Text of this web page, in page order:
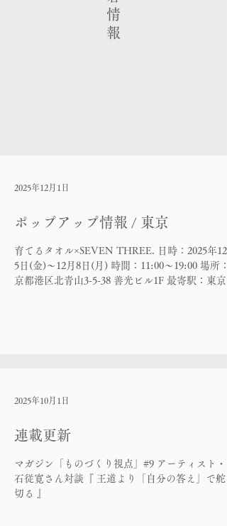
情
報
ポップアップ情報 / 東京
育てるタオル×SEVEN THREE. 日時：2025年12
5日(金)～12月8日(月) 時間：11:00〜19:00 場所：
京都港区北青山3-5-38 善光ビル1F 最寄駅：東京
2025年12月1日
連載更新
マガジン「ものづくり視点」#9 アーティスト・
石従寛さん対談『 王道より「自分の答え」で舵
切る 』
2025年10月1日